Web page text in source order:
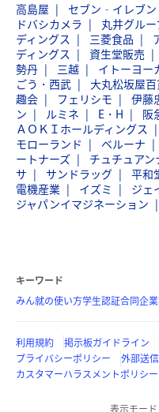
高島屋 セブン‐イレブン
ドバシカメラ
丸井グルー
ディングス
三菱食品
ディングス
資生堂販売
勢丹
三越 イトーヨー
ごう・西武
大丸松坂屋
趣会
フェリシモ 伊藤
ン
ルミネ E・H 阪
ＡＯＫＩホールディングス
モローランド
ベルーナ
ートナーズ
チュチュアン
サ
サンドラッグ 平和
電機産業
イズミ ジェ
ジャパンイマジネーション
キーワード
みん就の使い方学生認証合同企
利用規約 掲示板ガイドライン
プライバシーポリシー
外部送
カスタマーハラスメントポリシー
表示モード